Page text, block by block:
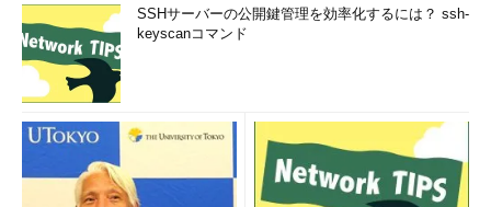
SSHサーバーの公開鍵管理を効率化するには？ ssh-
keyscanコマンド